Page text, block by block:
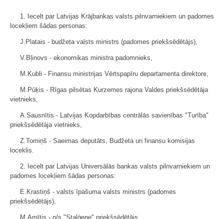
1. Iecelt par Latvijas Krājbankas valsts pilnvarniekiem un padomes
locekļiem šādas personas:
J.Platais - budžeta valsts ministrs (padomes priekšsēdētājs),
V.Bļinovs - ekonomikas ministra padomnieks,
M.Kubli - Finansu ministrijas Vērtspapīru departamenta direktore,
M.Pūķis - Rīgas pilsētas Kurzemes rajona Valdes priekšsēdētāja
vietnieks,
A.Sausnītis - Latvijas Kopdarbības centrālās savienības "Turība"
priekšsēdētāja vietnieks,
Z.Tomiņš - Saeimas deputāts, Budžeta un finansu komisijas
loceklis.
2. Iecelt par Latvijas Universālās bankas valsts pilnvarniekiem un
padomes locekļiem šādas personas:
E.Krastiņš - valsts īpašuma valsts ministrs (padomes
priekšsēdētājs),
M.Arnītis - p/s "Staļģene" priekšsēdētājs,